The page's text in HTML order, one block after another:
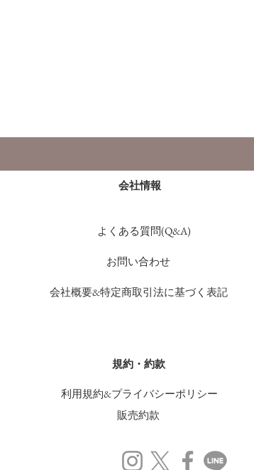
会社情報
よくある質問(Q&A)
お問い合わせ
会社概要&特定商取引法に基づく表記
規約・約款
利用規約&プライバシーポリシー
販売約款